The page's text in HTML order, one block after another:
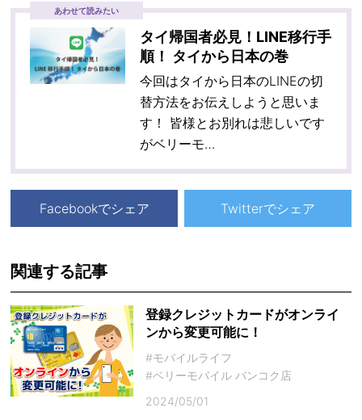
あわせて読みたい
タイ帰国者必見！LINE移行手
順！ タイから日本の巻
今回はタイから日本のLINEの切
替方法をお伝えしようと思いま
す！ 皆様とお別れは悲しいです
がベリーモ…
Facebookでシェア Twitterでシェア
関連する記事
登録クレジットカードがオンライ
ンから変更可能に！
#モバイルライフ
#ベリーモバイル バンコク店
2024/05/01